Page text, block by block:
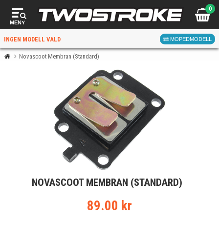
MENY
0
INGEN MODELL VALD MOPEDMODELL
VÄLJ MOPEDFÖR RÄTT DELAR
VÄLJ
När du valt kommer butiken visa delar för vald moped
Novascoot Membran (Standard)
NOVASCOOT MEMBRAN (STANDARD)
89.00 kr